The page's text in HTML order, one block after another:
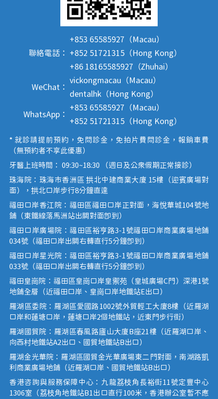
聯絡電話：
+853 65585927（Macau）
+852 51721315（Hong Kong）
+86 18165585927（Zhuhai）
WeChat：
vickongmacau（Macau）
dentalhk（Hong Kong）
WhatsApp：
+853 65585927（Macau）
+852 51721315（Hong Kong）
* 就診請提前預約，免問診金，免拍片費問診金，報銷車費
（無預約者不享此優惠）
牙醫上班時間： 09:30~18:30 （週日及公眾假期正常接診）
珠海院：珠海市香洲區 拱北中建商業大廈 15樓（迎賓廣場對
面），拱北口岸步行8分鐘直達
福田口岸香江院：福田區福田口岸正對面，海悅華城104號地
鋪（東鐵線落馬洲站出關對面即到）
福田口岸廣場院：福田區裕亨路3-1號福田口岸商業廣場地鋪
034號（福田口岸出關右轉直行5分鐘即到）
福田口岸星光院：福田區裕亨路3-1號福田口岸商業廣場地鋪
033號（福田口岸出關右轉直行5分鐘即到）
福田皇崗院：福田區皇崗口岸皇禦苑（皇城廣場C門）深港1號
地鋪全層（近福田口岸、皇崗口岸地鐵站E出口）
羅湖區委院：羅湖區愛國路1002號外貿輕工大廈8樓（近羅湖
口岸和蓮塘口岸，蓮塘口岸2個地鐵站，近東門步行街）
羅湖國貿院：羅湖區春風路廬山大廈B座21樓（近羅湖口岸、
向西村地鐵站A2出口、國貿地鐵站B出口）
羅湖金光華院：羅湖區國貿金光華廣場東二門對面，南湖路凱
利商業廣場地鋪（近羅湖口岸、國貿地鐵站B出口）
香港咨詢與服務保障中心：九龍荔枝角長裕街11號定豐中心
1306室（荔枝角地鐵站B1出口直行100米，香港辦公室暫不應